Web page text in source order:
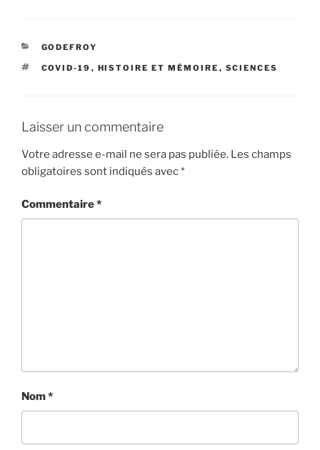
o
k
e
s
r
CATÉGORIES
GODEFROY
ÉTIQUETTES
COVID-19 , HISTOIRE ET MÉMOIRE , SCIENCES
Laisser un commentaire
Votre adresse e-mail ne sera pas publiée. Les champs
obligatoires sont indiqués avec*
Commentaire*
Nom*